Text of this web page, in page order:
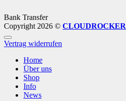
Bank Transfer
Copyright 2026 © CLOUDROCKER
Vertrag widerrufen
Home
Über uns
Shop
Info
News